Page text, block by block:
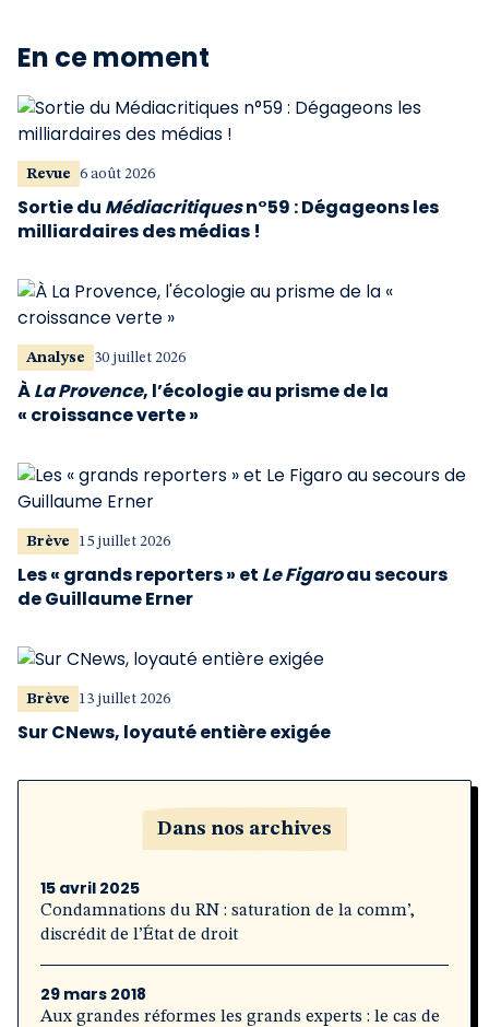
En ce moment
Revue 6 août 2026
Sortie du Médiacritiquesn°59 : Dégageons les
milliardaires des médias !
Analyse 30 juillet 2026
ÀLa Provence, l’écologie au prisme de la
« croissance verte »
Brève 15 juillet 2026
Les « grands reporters » et Le Figaroau secours
de Guillaume Erner
Brève 13 juillet 2026
Sur CNews, loyauté entière exigée
Dans nos archives
15 avril 2025
Condamnations du RN : saturation de la comm’,
discrédit de l’État de droit
29 mars 2018
Aux grandes réformes les grands experts : le cas de